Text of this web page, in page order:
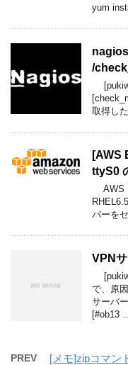
yum
/
取得し
[AWS
ttyS0
AWS
バーを
VPN
で、原
サーバ
[#ob13 …
PREV [メモ]zipコマン